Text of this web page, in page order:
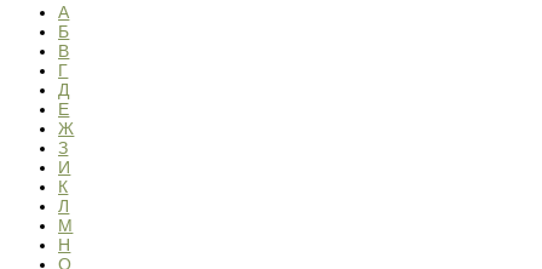
А
Б
В
Г
Д
Е
Ж
З
И
К
Л
М
Н
О